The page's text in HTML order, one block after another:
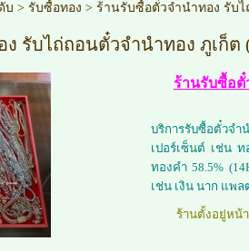
บ > รับซื้อทอง > ร้านรับซื้อตั๋วจำนำทอง รับไถ่
รับไถ่ถอนตั๋วจำนำทอง ภูเก็ต
ร้านรับซื้อตั๋
บริการรับซื้อตั๋วจ
เปอร์เซ็นต์ เช่น ท
ทองคำ 58.5%
เช่น เงิน นาก แพ
ร้านตั้งอยู่หน้